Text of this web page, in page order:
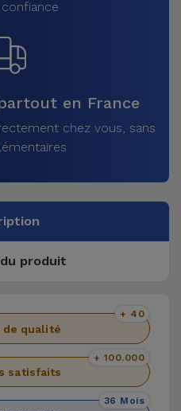
en France
chez vous, sans
produit
de qualité
+ 40
satisfaits
+ 100.000
36 Mois